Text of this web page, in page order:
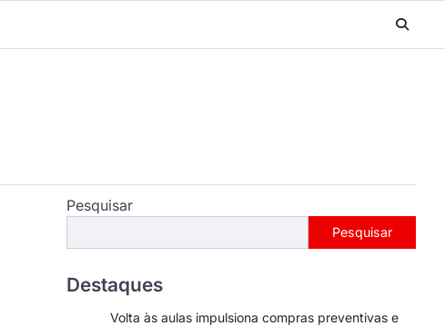
Pesquisar
Pesquisar
Destaques
Volta às aulas impulsiona compras preventivas e